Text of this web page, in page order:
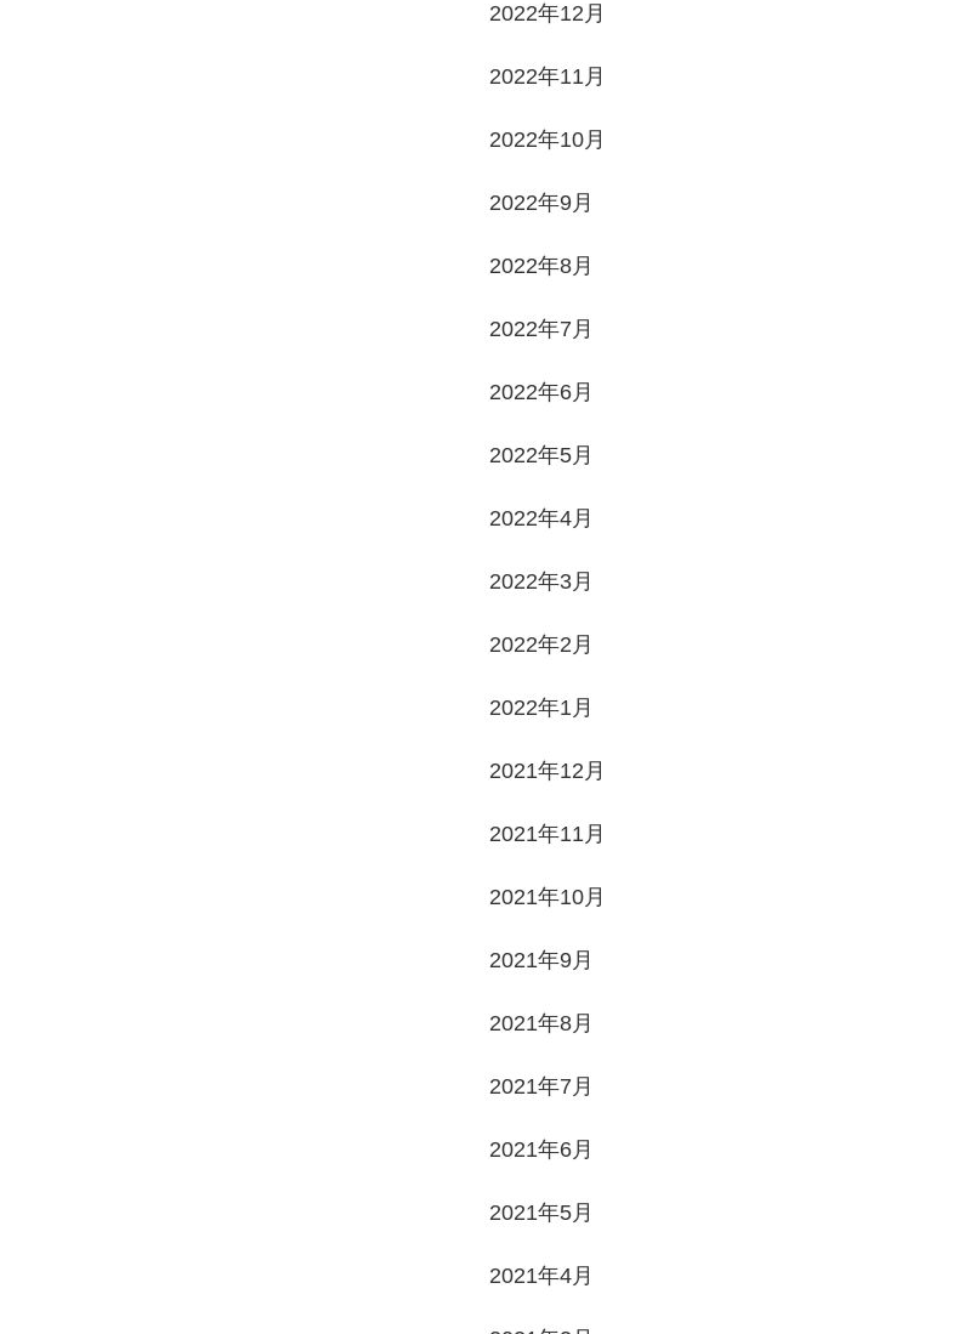
2022年12月
2022年11月
2022年10月
2022年9月
2022年8月
2022年7月
2022年6月
2022年5月
2022年4月
2022年3月
2022年2月
2022年1月
2021年12月
2021年11月
2021年10月
2021年9月
2021年8月
2021年7月
2021年6月
2021年5月
2021年4月